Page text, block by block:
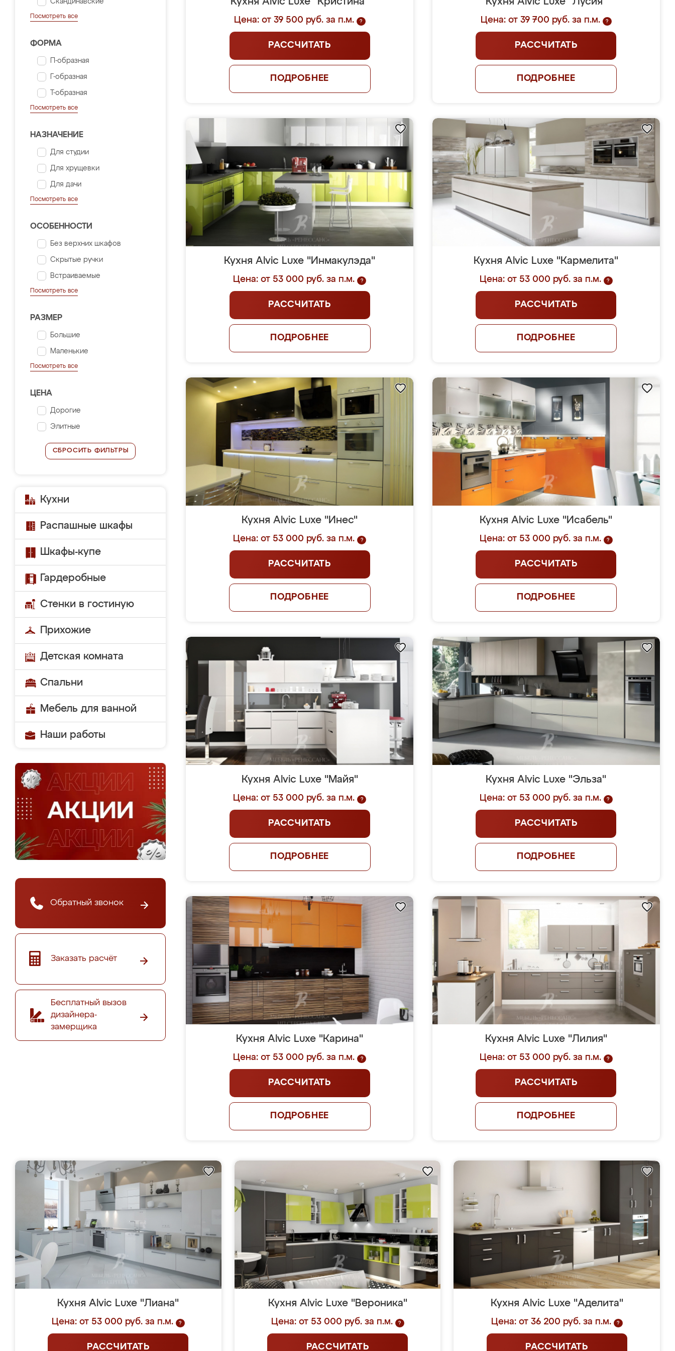
Скандинавские
Посмотреть все
ФОРМА
П-образная
Г-образная
Т-образная
Посмотреть все
НАЗНАЧЕНИЕ
Для студии
Для хрущевки
Для дачи
Посмотреть все
ОСОБЕННОСТИ
Без верхних шкафов
Скрытые ручки
Встраиваемые
Посмотреть все
РАЗМЕР
Большие
Маленькие
Посмотреть все
ЦЕНА
Дорогие
Элитные
СБРОСИТЬ ФИЛЬТРЫ
Кухни
Распашные шкафы
Шкафы-купе
Гардеробные
Стенки в гостиную
Прихожие
Детская комната
Спальни
Мебель для ванной
Наши работы
Обратный звонок
Заказать расчёт
Бесплатный вызов
дизайнера-
замерщика
Цена: от 39 500 руб. за п.м. ?
РАССЧИТАТЬ
ПОДРОБНЕЕ
Цена: от 39 700 руб. за п.м. ?
РАССЧИТАТЬ
ПОДРОБНЕЕ
Кухня Alvic Luxe "Инмакулэда"
Цена: от 53 000 руб. за п.м. ?
РАССЧИТАТЬ
ПОДРОБНЕЕ
Кухня Alvic Luxe "Кармелита"
Цена: от 53 000 руб. за п.м. ?
РАССЧИТАТЬ
ПОДРОБНЕЕ
Кухня Alvic Luxe "Инес"
Цена: от 53 000 руб. за п.м. ?
РАССЧИТАТЬ
ПОДРОБНЕЕ
Кухня Alvic Luxe "Исабель"
Цена: от 53 000 руб. за п.м. ?
РАССЧИТАТЬ
ПОДРОБНЕЕ
Кухня Alvic Luxe "Майя"
Цена: от 53 000 руб. за п.м. ?
РАССЧИТАТЬ
ПОДРОБНЕЕ
Кухня Alvic Luxe "Эльза"
Цена: от 53 000 руб. за п.м. ?
РАССЧИТАТЬ
ПОДРОБНЕЕ
Кухня Alvic Luxe "Карина"
Цена: от 53 000 руб. за п.м. ?
РАССЧИТАТЬ
ПОДРОБНЕЕ
Кухня Alvic Luxe "Лилия"
Цена: от 53 000 руб. за п.м. ?
РАССЧИТАТЬ
ПОДРОБНЕЕ
Кухня Alvic Luxe "Лиана"
Цена: от 53 000 руб. за п.м. ?
РАССЧИТАТЬ
Кухня Alvic Luxe "Вероника"
Цена: от 53 000 руб. за п.м. ?
РАССЧИТАТЬ
Кухня Alvic Luxe "Аделита"
Цена: от 36 200 руб. за п.м. ?
РАССЧИТАТЬ